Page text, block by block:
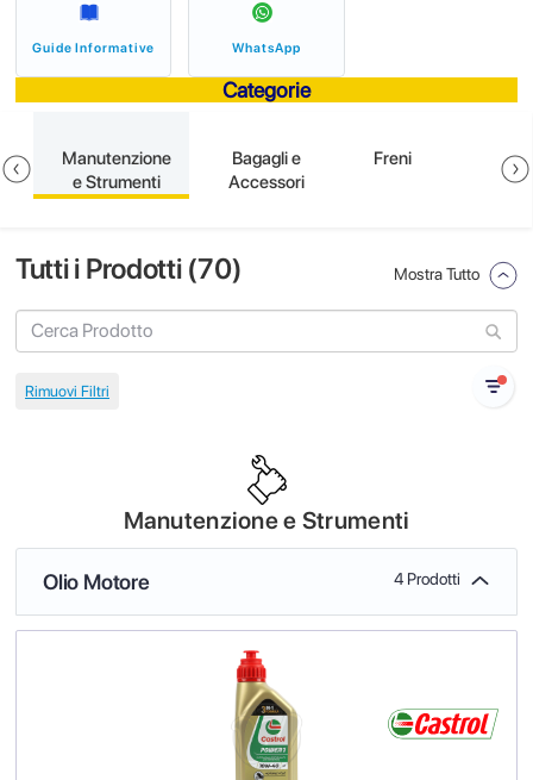
Guide Informative WhatsApp
Categorie
Manutenzione
e Strumenti
Bagagli e
Accessori
Freni
Tutti i Prodotti (70) Mostra Tutto
Manutenzione e Strumenti
Olio Motore 4 Prodotti